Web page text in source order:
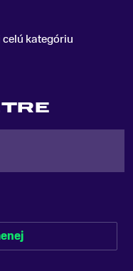
kategóriu